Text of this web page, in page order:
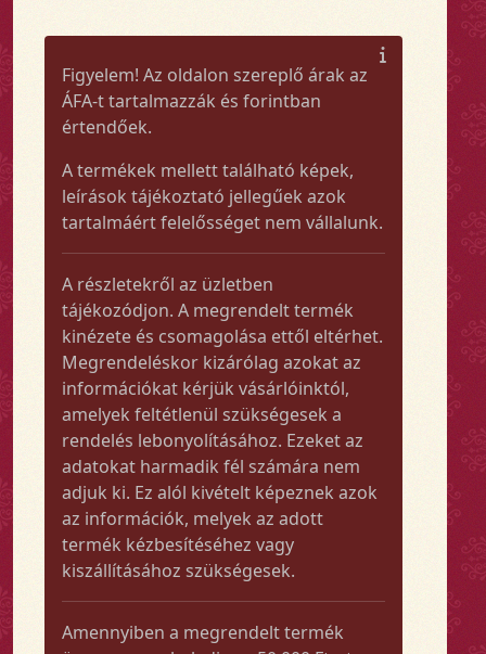
Figyelem! Az oldalon szereplő árak az
ÁFA-t tartalmazzák és forintban
értendőek.
A termékek mellett található képek,
leírások tájékoztató jellegűek azok
tartalmáért felelősséget nem vállalunk.
A részletekről az üzletben
tájékozódjon. A megrendelt termék
kinézete és csomagolása ettől eltérhet.
Megrendeléskor kizárólag azokat az
információkat kérjük vásárlóinktól,
amelyek feltétlenül szükségesek a
rendelés lebonyolításához. Ezeket az
adatokat harmadik fél számára nem
adjuk ki. Ez alól kivételt képeznek azok
az információk, melyek az adott
termék kézbesítéséhez vagy
kiszállításához szükségesek.
Amennyiben a megrendelt termék